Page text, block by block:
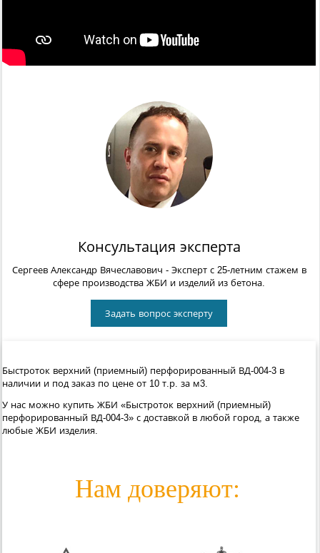
Консультация эксперта
Сергеев Александр Вячеславович - Эксперт с 25-летним стажем в
сфере производства ЖБИ и изделий из бетона.
Задать вопрос эксперту
Быстроток верхний (приемный) перфорированный ВД-004-3 в
наличии и под заказ по цене от 10 т.р. за м3.
У нас можно купить ЖБИ «Быстроток верхний (приемный)
перфорированный ВД-004-3» с доставкой в любой город, а также
любые ЖБИ изделия.
Нам доверяют: